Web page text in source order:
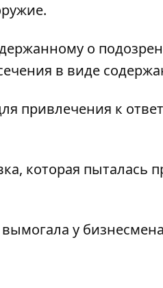
о
в виде
привлечения к
которая пыталась
у